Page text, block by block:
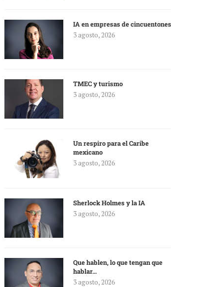
IA en empresas de cincuentones
3 agosto, 2026
TMEC y turismo
3 agosto, 2026
Un respiro para el Caribe
mexicano
3 agosto, 2026
Sherlock Holmes y la IA
3 agosto, 2026
Que hablen, lo que tengan que
hablar…
3 agosto, 2026